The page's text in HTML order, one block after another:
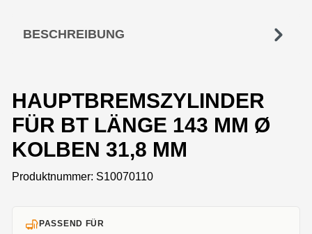
BESCHREIBUNG
HAUPTBREMSZYLINDER
FÜR BT LÄNGE 143 MM Ø
KOLBEN 31,8 MM
Produktnummer: S10070110
PASSEND FÜR